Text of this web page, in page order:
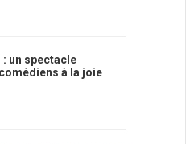
: un spectacle
à la joie